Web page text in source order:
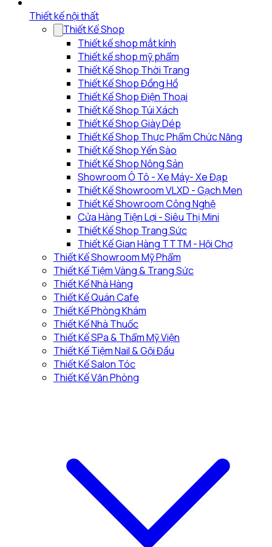
Thiết kế nội thất
Thiết Kế Shop
Thiết kế shop mắt kính
Thiết kế shop mỹ phẩm
Thiết Kế Shop Thời Trang
Thiết Kế Shop Đồng Hồ
Thiết Kế Shop Điện Thoại
Thiết Kế Shop Túi Xách
Thiết Kế Shop Giày Dép
Thiết Kế Shop Thực Phẩm Chức Năng
Thiết Kế Shop Yến Sào
Thiết Kế Shop Nông Sản
Showroom Ô Tô - Xe Máy- Xe Đạp
Thiết Kế Showroom VLXD - Gạch Men
Thiết Kế Showroom Công Nghệ
Cửa Hàng Tiện Lợi - Siêu Thị Mini
Thiết Kế Shop Trang Sức
Thiết Kế Gian Hàng TTTM - Hội Chợ
Thiết Kế Showroom Mỹ Phẩm
Thiết Kế Tiệm Vàng & Trang Sức
Thiết Kế Nhà Hàng
Thiết Kế Quán Cafe
Thiết Kế Phòng Khám
Thiết Kế Nhà Thuốc
Thiết Kế SPa & Thẩm Mỹ Viện
Thiết Kế Tiệm Nail & Gội Đầu
Thiết Kế Salon Tóc
Thiết Kế Văn Phòng